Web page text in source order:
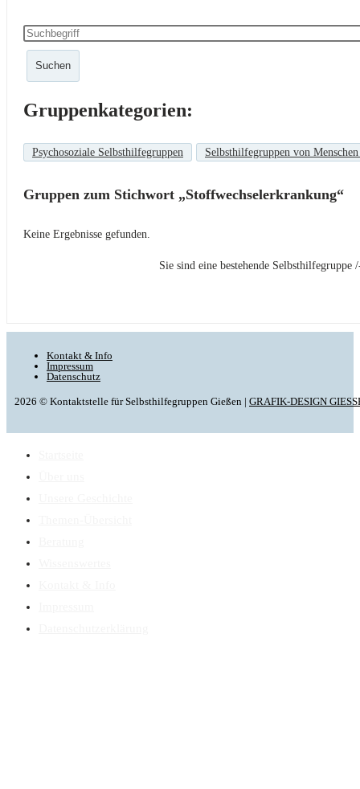
Suchen
Gruppenkategorien:
Psychosoziale Selbsthilfegruppen Selbsthilfegruppen von
Gruppen zum Stichwort „Stoffwechselerkrankung“
Keine Ergebnisse gefunden.
Sie sind eine bestehende
Kontakt & Info
Impressum
Datenschutz
2026 © Kontaktstelle für Selbsthilfegruppen Gießen | GRAFIK-DESIGN